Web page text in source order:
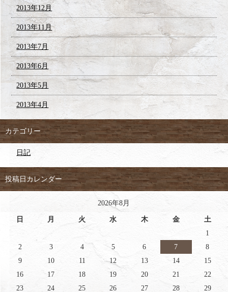
2013年12月
2013年11月
2013年7月
2013年6月
2013年5月
2013年4月
カテゴリー
日記
投稿日カレンダー
2026年8月
日 月 火 水 木 金
土
1
2
3 4 5 6 7
8
9
10 11 12 13 14
15
16
17 18 19 20 21
22
23
24 25 26 27 28 29